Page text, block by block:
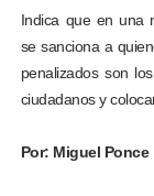
Indica que en una
se sanciona a
penalizados son
ciudadanos y
Por: Miguel Ponce